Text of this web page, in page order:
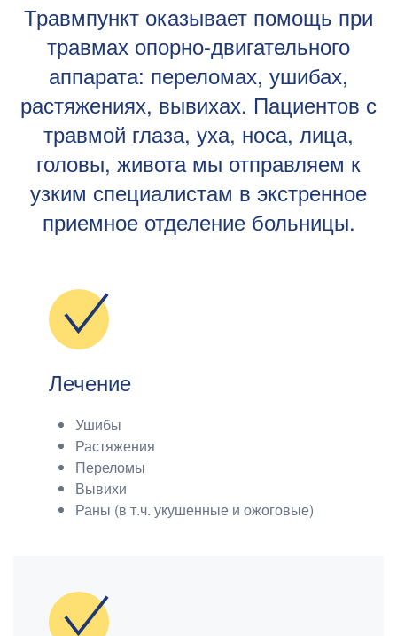
Травмпункт оказывает помощь при
травмах опорно-двигательного
аппарата: переломах, ушибах,
растяжениях, вывихах. Пациентов с
травмой глаза, уха, носа, лица,
головы, живота мы отправляем к
узким специалистам в экстренное
приемное отделение больницы.
Лечение
Ушибы
Растяжения
Переломы
Вывихи
Раны (в т.ч. укушенные и ожоговые)